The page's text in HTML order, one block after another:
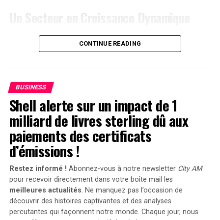
Cette prolongation intervient à un moment clé, alors
que le marché des voitures électriques continue
En2023, les particuliers représentent désormais 84%
des acquisitions de véhicules électriques, contre
seulement 68% en 2018.
Concrètement,cette mesure permet aux sociétés
d’installer gratuitement des bornes de recharge pour
leurs employés sans impact fiscal. Les frais liés à
l’électricité pour ces recharges ne seront pas pris en
compte dans le calcul des avantages en nature. De plus,
un abattement de 50% sur ces avantages est maintenu
avec un plafond révisé à environ 2000 euros pour
l’année prochaine.
CONTINUE READING
BUSINESS
Shell alerte sur un impact de 1
milliard de livres sterling dû aux
paiements des certificats
d’émissions !
Restez informé ! Abonnez-vous à notre newsletter City AM
pour recevoir directement dans votre boîte mail les
meilleures actualités. Ne manquez pas l’occasion de
découvrir des histoires captivantes et des analyses
percutantes qui façonnent notre monde. Chaque jour, nous